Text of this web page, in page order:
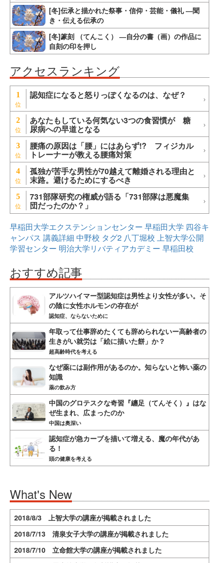
[冬]伝承と描かれた祭事・信仰・芸能・儀礼 ―聞
き・伝える伝承の
[冬]篆刻 （てんこく） ―自分の書（画）の作品に
自刻の印を押し
アクセスランキング
1 認知症になると怒りっぽくなるのは、なぜ？
2 あなたもしている何気ない3つの食習慣が 糖
尿病への早道となる
3 腰痛の原因は「腰」にはあらず!? フィジカル
トレーナーが教える腰痛対策
4 孤独が苦手な男性が70越えて離婚される理由と
末路。避けるためにするべき
5 731部隊研究の権威が語る「731部隊は悪魔集
団だったのか？」
早稲田大学エクステンションセンター 早稲田大学 四谷キ
ャンパス 講義詳細 中野校 タグ2 八丁堀校 上智大学公開
学習センター 明治大学リバティアカデミー 早稲田校
おすすめ記事
アルツハイマー型認知症は男性より女性が多い。そ
の陰に女性ホルモンの存在が
認知症、ならないために
年取って仕事辞めたくても辞められないー高齢者の
生きがい就労は「絵に描いた餅」か？
超高齢時代を考える
なぜ薬には副作用があるのか。知らないと怖い薬の
知識
薬の飲み方
中国のグロテスクな奇習『纏足（てんそく）』はな
ぜ生まれ、広まったのか
中国は奥深い
認知症が急カーブを描いて増える、魔の年代があ
る！
頭の健康を考える
What's New
2018/8/3 上智大学の講座が掲載されました
2018/7/13 清泉女子大学の講座が掲載されました
2018/7/10 立命館大学の講座が掲載されました